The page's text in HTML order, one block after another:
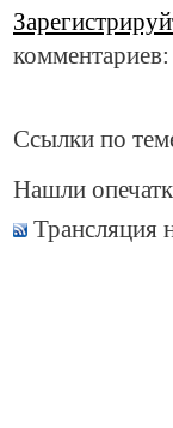
Ссылки по
Нашли
Трансляция